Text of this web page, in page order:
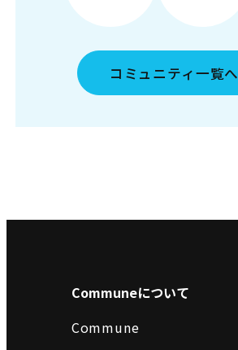
コミュニティ一覧へ
Communeについて
Commune